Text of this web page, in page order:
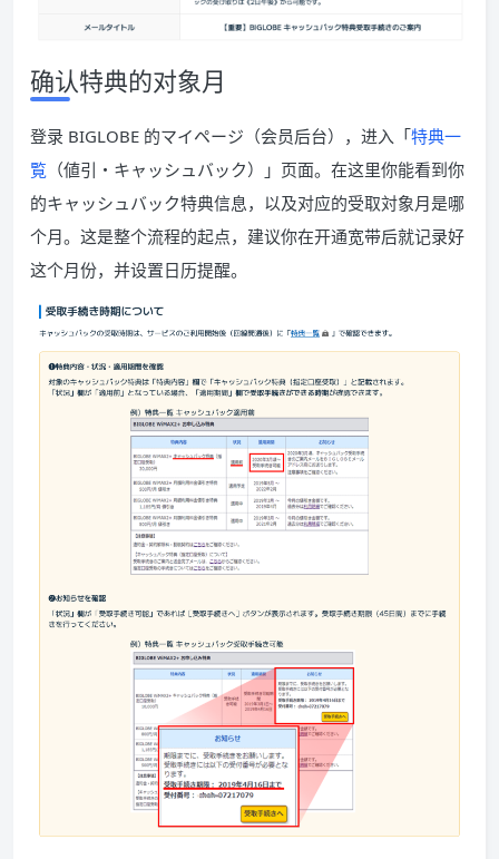
确认特典的对象月
登录 BIGLOBE 的マイページ（会员后台），进入「特典一
覧 （値引・キャッシュバック）」页面。在这里你能看到你
的キャッシュバック特典信息，以及对应的受取対象月是哪
个月。这是整个流程的起点，建议你在开通宽带后就记录好
这个月份，并设置日历提醒。